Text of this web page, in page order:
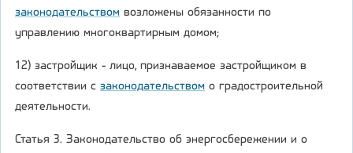
законодательством возложены обязанности по
управлению многоквартирным домом;
12) застройщик - лицо, признаваемое застройщиком в
соответствии с законодательством о градостроительной
деятельности.
Статья 3. Законодательство об энергосбережении и о